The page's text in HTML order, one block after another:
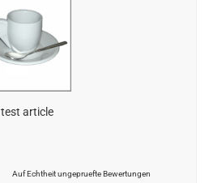
test article
Auf Echtheit ungepruefte Bewertungen